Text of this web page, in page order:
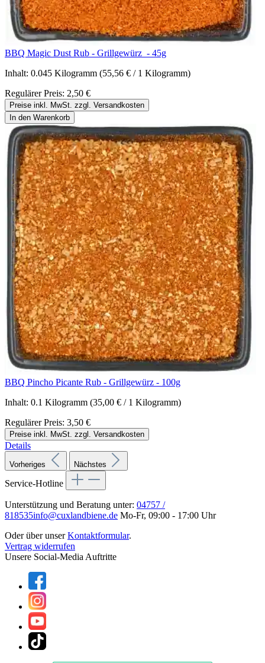
BBQ Magic Dust Rub - Grillgewürz - 45g
Inhalt: 0.045 Kilogramm (55,56 € / 1 Kilogramm)
Regulärer Preis: 2,50 €
Preise inkl. MwSt. zzgl. Versandkosten
In den Warenkorb
BBQ Pincho Picante Rub - Grillgewürz - 100g
Inhalt: 0.1 Kilogramm (35,00 € / 1 Kilogramm)
Regulärer Preis: 3,50 €
Preise inkl. MwSt. zzgl. Versandkosten
Details
Vorheriges Nächstes
Service-Hotline
Unterstützung und Beratung unter: 04757 /
818535info@cuxlandbiene.de Mo-Fr, 09:00 - 17:00 Uhr
Oder über unserKontaktformular.
Vertrag widerrufen
Unsere Social-Media Auftritte